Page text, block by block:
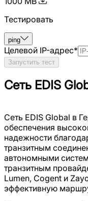
Тестировать
ping
Целевой IP-адрес*
Запустить тест
Сеть EDIS
Сеть EDIS Global в
обеспечения
надежности
транзитным
автономными
транзитным
Lumen, Cogent и
эффективную